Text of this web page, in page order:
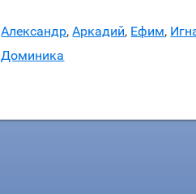
Александр,Аркадий, Ефим,
Доминика